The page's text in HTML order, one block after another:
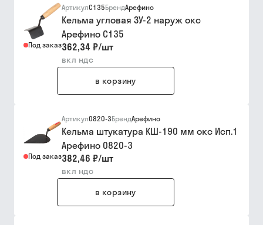
Под заказ
АртикулС135БрендАрефино
Кельма угловая ЗУ-2 наруж окс
Арефино С135
362,34 ₽/шт
вкл ндс
в корзину
Под заказ
Артикул0820-3БрендАрефино
Кельма штукатура КШ-190 мм окс Исп.1
Арефино 0820-3
382,46 ₽/шт
вкл ндс
в корзину